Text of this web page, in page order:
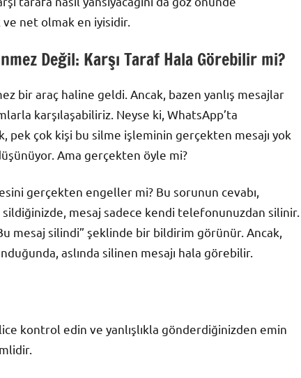
net olmak en iyisidir.
Değil: Karşı Taraf Hala Görebilir mi?
bir araç haline geldi. Ancak, bazen yanlış mesajlar
karşılaşabiliriz. Neyse ki, WhatsApp’ta
pek çok kişi bu silme işleminin gerçekten mesajı yok
Ama gerçekten öyle mi?
gerçekten engeller mi? Bu sorunun cevabı,
mesaj sadece kendi telefonunuzdan silinir.
mesaj silindi” şeklinde bir bildirim görünür. Ancak,
aslında silinen mesajı hala görebilir.
kontrol edin ve yanlışlıkla gönderdiğinizden emin